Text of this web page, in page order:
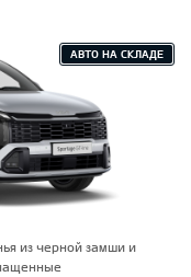
АВТО НА СКЛАДЕ
из черной замши и